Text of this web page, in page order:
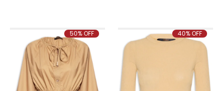
50% OFF 40% OFF